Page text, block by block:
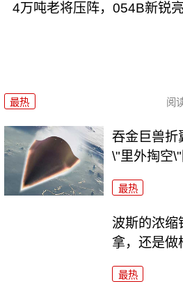
4万吨老将压阵，054B新锐
最热 阅
吞金巨兽折
\"里外掏空
最热
波斯的浓缩
拿，还是做
最热